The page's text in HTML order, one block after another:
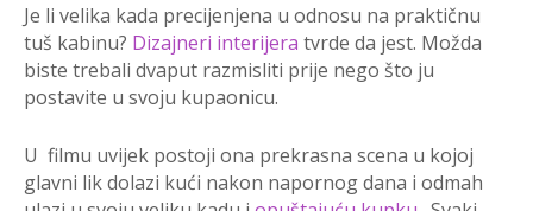
Je li velika kada precijenjena u odnosu na praktičnu
tuš kabinu? Dizajneri interijera tvrde da jest. Možda
biste trebali dvaput razmisliti prije nego što ju
postavite u svoju kupaonicu.
U filmu uvijek postoji ona prekrasna scena u kojoj
glavni lik dolazi kući nakon napornog dana i odmah